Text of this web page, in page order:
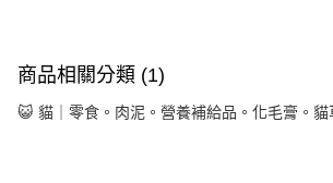
商品相關分類 (1)
😺 貓｜零食。肉泥。營養補給品。化毛膏。貓